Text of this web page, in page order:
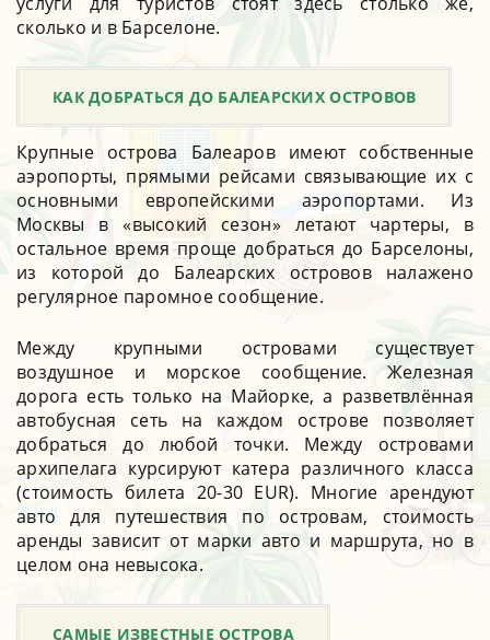
сколько и в Барселоне.
КАК ДОБРАТЬСЯ ДО БАЛЕАРСКИХ ОСТРОВОВ
Крупные острова Балеаров имеют собственные
аэропорты, прямыми рейсами связывающие их с
основными европейскими аэропортами. Из
Москвы в «высокий сезон» летают чартеры, в
остальное время проще добраться до Барселоны,
из которой до Балеарских островов налажено
регулярное паромное сообщение.
Между крупными островами существует
воздушное и морское сообщение. Железная
дорога есть только на Майорке, а разветвлённая
автобусная сеть на каждом острове позволяет
добраться до любой точки. Между островами
архипелага курсируют катера различного класса
(стоимость билета 20-30 EUR). Многие арендуют
авто для путешествия по островам, стоимость
аренды зависит от марки авто и маршрута, но в
целом она невысока.
САМЫЕ ИЗВЕСТНЫЕ ОСТРОВА